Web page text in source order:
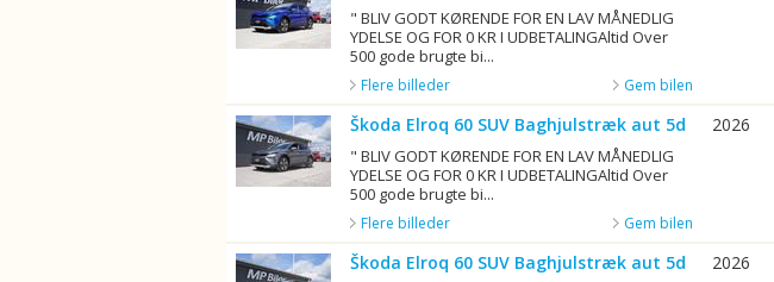
" BLIV GODT KØRENDE FOR EN LAV MÅNEDLIG
YDELSE OG FOR 0 KR I UDBETALINGAltid Over
500 gode brugte bi...
Gem bilen
Flere billeder
Škoda Elroq 60 SUV Baghjulstræk aut 5d
" BLIV GODT KØRENDE FOR EN LAV MÅNEDLIG
YDELSE OG FOR 0 KR I UDBETALINGAltid Over
500 gode brugte bi...
Gem bilen
Flere billeder
2026
Škoda Elroq 60 SUV Baghjulstræk aut 5d 2026